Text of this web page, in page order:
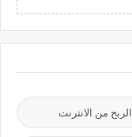
الربح من الانترنت